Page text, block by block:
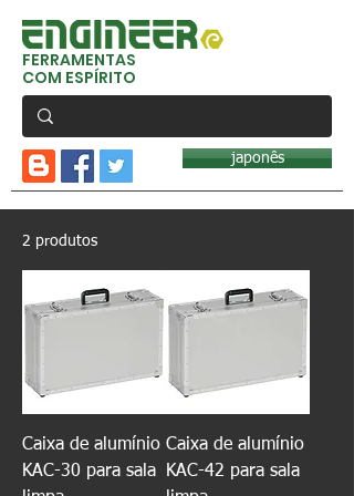
FERRAMENTAS
COM ESPÍRITO
japonês
2 produtos
Caixa de alumínio
KAC-30 para sala
Caixa de alumínio
KAC-42 para sala